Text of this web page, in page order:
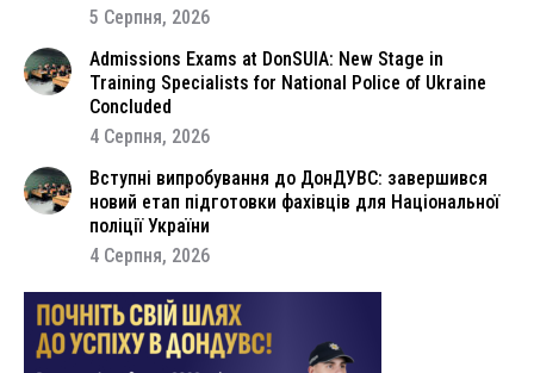
5 Серпня, 2026
Admissions Exams at DonSUIA: New Stage in
Training Specialists for National Police of Ukraine
Concluded
4 Серпня, 2026
Вступні випробування до ДонДУВС: завершився
новий етап підготовки фахівців для Національної
поліції України
4 Серпня, 2026